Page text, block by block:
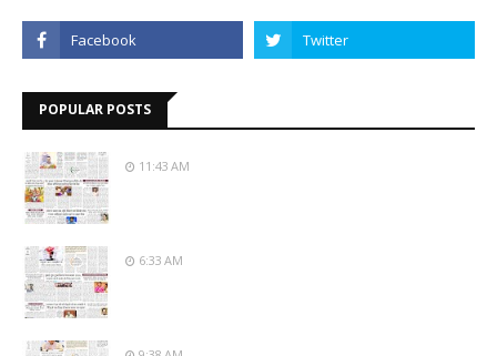
POPULAR POSTS
11:43 AM
6:33 AM